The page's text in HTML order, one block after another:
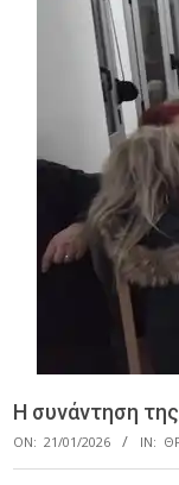
Η συνάντηση
ON: 21/01/2026 IN: